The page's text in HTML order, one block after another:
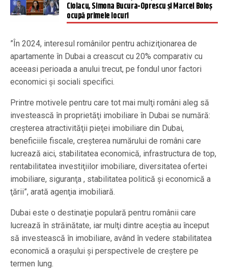
Ciolacu, Simona Bucura-Oprescu și Marcel Boloş
ocupă primele locuri
”În 2024, interesul românilor pentru achiziţionarea de
apartamente în Dubai a creascut cu 20% comparativ cu
aceeasi perioada a anului trecut, pe fondul unor factori
economici şi sociali specifici.
Printre motivele pentru care tot mai mulţi români aleg să
investească în proprietăţi imobiliare în Dubai se numără:
creşterea atractivităţii pieţei imobiliare din Dubai,
beneficiile fiscale, creşterea numărului de români care
lucrează aici, stabilitatea economică, infrastructura de top,
rentabilitatea investiţiilor imobiliare, diversitatea ofertei
imobiliare, siguranţa , stabilitatea politică şi economică a
ţării”, arată agenţia imobiliară.
Dubai este o destinaţie populară pentru românii care
lucrează în străinătate, iar mulţi dintre aceştia au început
să investească în imobiliare, având în vedere stabilitatea
economică a oraşului şi perspectivele de creştere pe
termen lung.